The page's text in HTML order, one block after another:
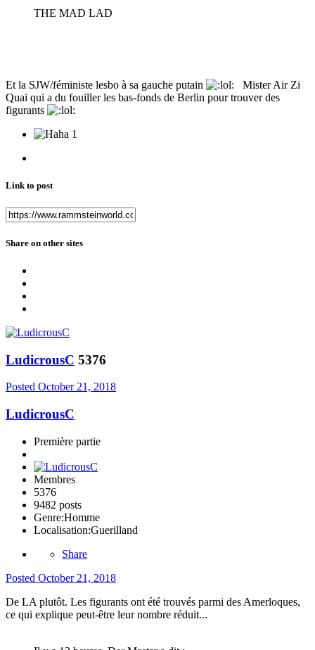
THE MAD LAD
Et la SJW/féministe lesbo à sa gauche putain
Mister Air Zi
Quai qui a du fouiller les bas-fonds de Berlin pour trouver des
figurants
1
Link to post
Share on other sites
LudicrousC 5376
Posted October 21, 2018
LudicrousC
Première partie
Membres
5376
9482 posts
Genre:Homme
Localisation:Guerilland
Share
Posted October 21, 2018
De LA plutôt. Les figurants ont été trouvés parmi des Amerloques,
ce qui explique peut-être leur nombre réduit...